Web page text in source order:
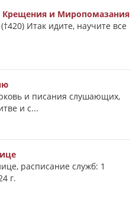
Крещения и Миропомазания
Итак идите, научите все
и писания слушающих,
и с...
расписание служб: 1
г.